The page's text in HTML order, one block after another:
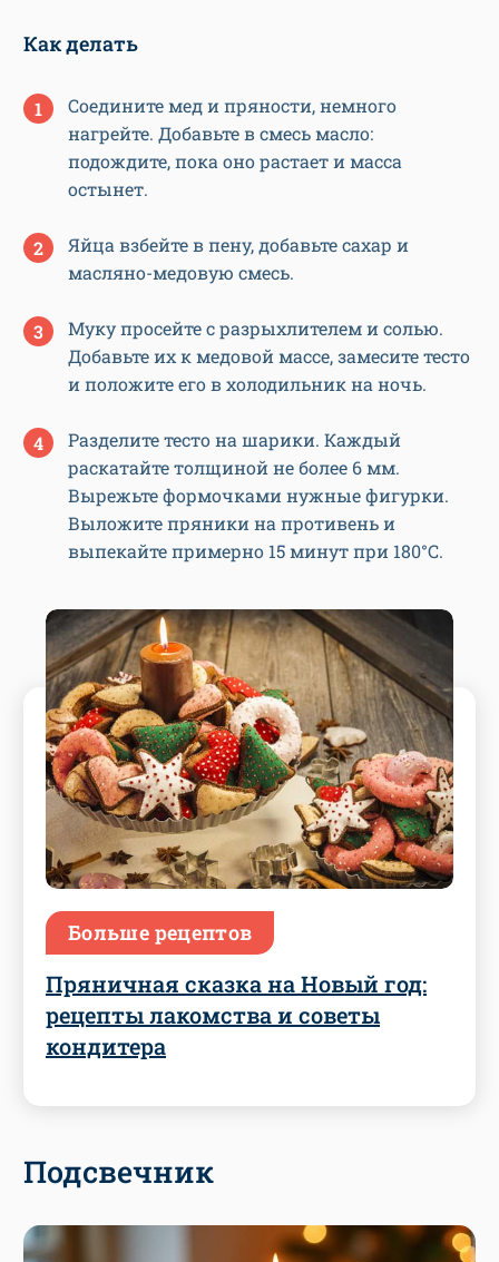
Как делать
Соедините мед и пряности, немного
нагрейте. Добавьте в смесь масло:
подождите, пока оно растает и масса
остынет.
Яйца взбейте в пену, добавьте сахар и
масляно-медовую смесь.
Муку просейте с разрыхлителем и солью.
Добавьте их к медовой массе, замесите тесто
и положите его в холодильник на ночь.
Разделите тесто на шарики. Каждый
раскатайте толщиной не более 6 мм.
Вырежьте формочками нужные фигурки.
Выложите пряники на противень и
выпекайте примерно 15 минут при 180°C.
Больше рецептов
Пряничная сказка на Новый год:
рецепты лакомства и советы
кондитера
Подсвечник